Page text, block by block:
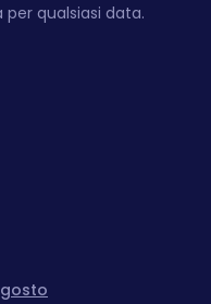
qualsiasi data.